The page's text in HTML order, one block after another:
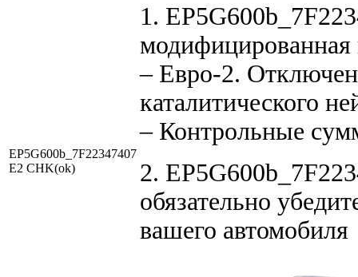
EP5G600b_7F22347407
E2 CHK(ok)
1.
– Евро-2. Отключен
каталитического
– Контрольные
2.
обязательно
вашего автомобиля